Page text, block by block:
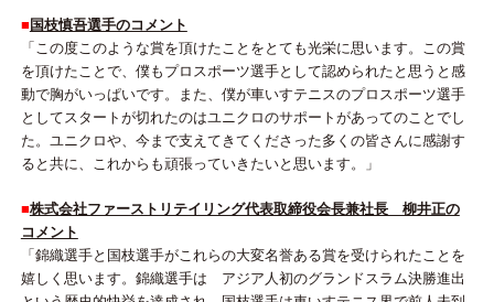
■ 国枝慎吾選手のコメント
「この度このような賞を頂けたことをとても光栄に思います。この賞
を頂けたことで、僕もプロスポーツ選手として認められたと思うと感
動で胸がいっぱいです。また、僕が車いすテニスのプロスポーツ選手
としてスタートが切れたのはユニクロのサポートがあってのことでし
た。ユニクロや、今まで支えてきてくださった多くの皆さんに感謝す
ると共に、これからも頑張っていきたいと思います。」
■株式会社ファーストリテイリング代表取締役会長兼社長 柳井正の
コメント
「錦織選手と国枝選手がこれらの大変名誉ある賞を受けられたことを
嬉しく思います。錦織選手は アジア人初のグランドスラム決勝進出